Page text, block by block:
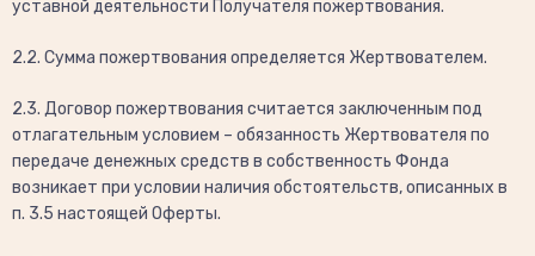
уставной деятельности Получателя пожертвования.
2.2. Сумма пожертвования определяется Жертвователем.
2.3. Договор пожертвования считается заключенным под
отлагательным условием – обязанность Жертвователя по
передаче денежных средств в собственность Фонда
возникает при условии наличия обстоятельств, описанных в
п. 3.5 настоящей Оферты.